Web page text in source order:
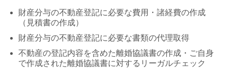
財産分与の不動産登記に必要な費用・諸経費の作成
（見積書の作成）
財産分与の不動産登記に必要な書類の代理取得
不動産の登記内容を含めた離婚協議書の作成・ご自身
で作成された離婚協議書に対するリーガルチェック